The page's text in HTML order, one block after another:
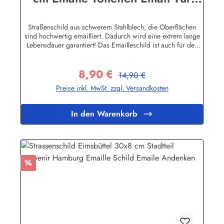
Straßenschild aus schwerem Stahlblech, die Oberflächen
sind hochwertig emailliert. Dadurch wird eine extrem lange
Lebensdauer garantiert! Das Emailleschild ist auch für den
stand! Sie wollen sich das Schild mit Ihrem eigenen Text
beschriften lassen? Hier geht's zu den Sonderanfertigungen
für Emaille Straßenschilder Herstellerinformationen:Buddel-
Hamburginfo@buddel.de
Verkaufspreis:
8,90 € Regulärer Preis:
14,90 €
Preise inkl. MwSt. zzgl. Versandkosten
In den Warenkorb
Rabatt
%